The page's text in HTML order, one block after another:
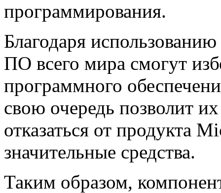
программирования.
Благодаря
ПО всего мира смогут
программного
свою очередь позволит
отказаться от продукта
значительные средства.
Таким образом,